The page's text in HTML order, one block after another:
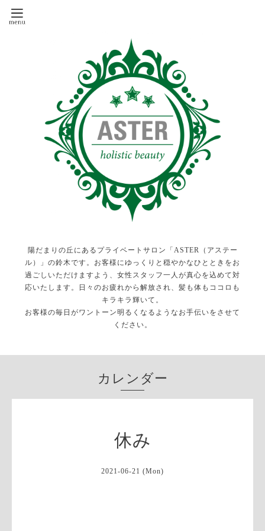
陽だまりの丘にあるプライベートサロン「ASTER（アステー
ル）」の鈴木です。お客様にゆっくりと穏やかなひとときをお
過ごしいただけますよう、女性スタッフ一人が真心を込めて対
応いたします。日々のお疲れから解放され、髪も体もココロも
キラキラ輝いて。
お客様の毎日がワントーン明るくなるようなお手伝いをさせて
ください。
カレンダー
休み
2021-06-21 (Mon)